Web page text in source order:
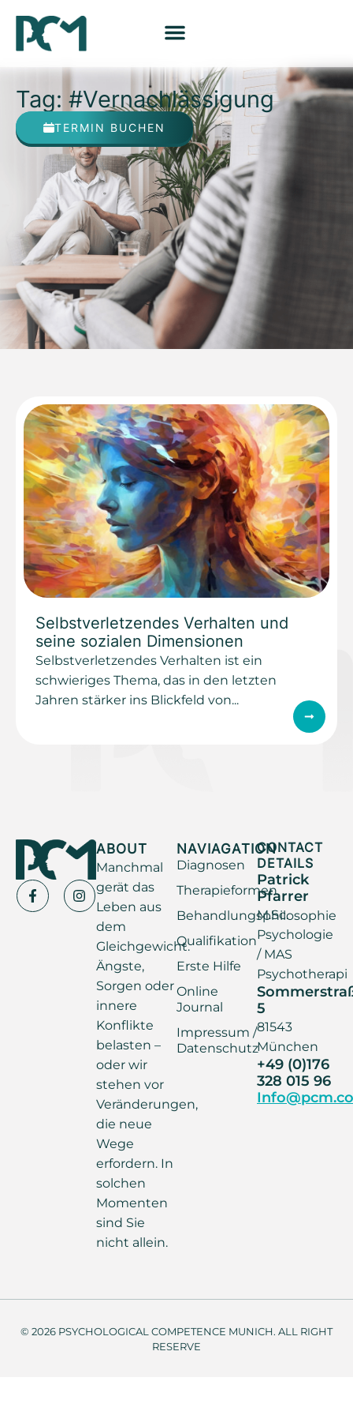
Tag: #Vernachlässigung
TERMIN BUCHEN
Selbstverletzendes Verhalten und
seine sozialen Dimensionen
Selbstverletzendes Verhalten ist ein
schwieriges Thema, das in den letzten
Jahren stärker ins Blickfeld von...
ABOUT
Manchmal
gerät das
Leben aus
dem
Gleichgewicht.
Ängste,
Sorgen oder
innere
Konflikte
belasten –
oder wir
stehen vor
Veränderungen,
die neue
Wege
erfordern. In
solchen
Momenten
sind Sie
nicht allein.
NAVIAGATION
Diagnosen
Therapieformen
Behandlungsphilosophie
Qualifikation
Erste Hilfe
Online
Journal
Impressum /
Datenschutz
CONTACT
DETAILS
Patrick
Pfarrer
M.Sc.
Psychologie
/ MAS
Psychotherapi
5
81543
München
+49 (0)176
328 015 96
© 2026 PSYCHOLOGICAL COMPETENCE MUNICH. ALL RIGHT
RESERVE